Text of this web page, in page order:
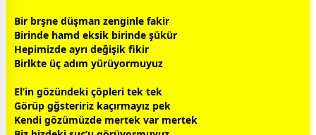
Bir brşne düşman zenginle fakir
Birinde hamd eksik birinde şükür
Hepimizde ayrı değişik fikir
Birlkte üç adım yürüyormuyuz
El’in gözündeki çöpleri tek tek
Görüp gğsteririz kaçırmayız pek
Kendi gözümüzde mertek var mertek